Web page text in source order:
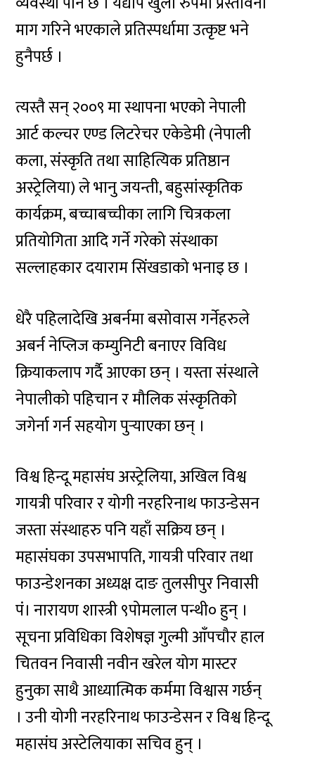
माग गरिने भएकाले प्रतिस्पर्धामा उत्कृष्ट भने
हुनैपर्छ ।
त्यस्तै सन् २००९ मा स्थापना भएको नेपाली
आर्ट कल्चर एण्ड लिटरेचर एकेडेमी (नेपाली
कला, संस्कृति तथा साहित्यिक प्रतिष्ठान
अस्ट्रेलिया) ले भानु जयन्ती, बहुसांस्कृतिक
कार्यक्रम, बच्चाबच्चीका लागि चित्रकला
प्रतियोगिता आदि गर्ने गरेको संस्थाका
सल्लाहकार दयाराम सिंखडाको भनाइ छ ।
धेरै पहिलादेखि अबर्नमा बसोवास गर्नेहरुले
अबर्न नेप्लिज कम्युनिटी बनाएर विविध
क्रियाकलाप गर्दै आएका छन् । यस्ता संस्थाले
नेपालीको पहिचान र मौलिक संस्कृतिको
जगेर्ना गर्न सहयोग पुर्‍याएका छन् ।
विश्व हिन्दू महासंघ अस्ट्रेलिया, अखिल विश्व
गायत्री परिवार र योगी नरहरिनाथ फाउन्डेसन
जस्ता संस्थाहरु पनि यहाँ सक्रिय छन् ।
महासंघका उपसभापति, गायत्री परिवार तथा
फाउन्डेशनका अध्यक्ष दाङ तुलसीपुर निवासी
पं। नारायण शास्त्री ९पोमलाल पन्थी० हुन् ।
सूचना प्रविधिका विशेषज्ञ गुल्मी आँपचौर हाल
चितवन निवासी नवीन खरेल योग मास्टर
हुनुका साथै आध्यात्मिक कर्ममा विश्वास गर्छन्
। उनी योगी नरहरिनाथ फाउन्डेसन र विश्व हिन्दू
महासंघ अस्टेलियाका सचिव हुन् ।